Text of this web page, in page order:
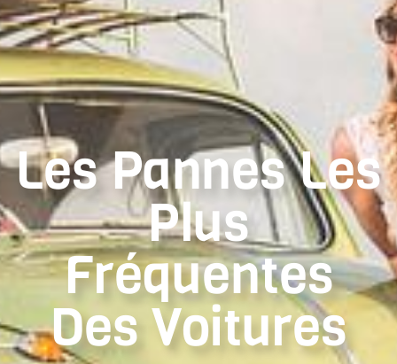
Les Pannes Les
Plus
Fréquentes
Des Voitures